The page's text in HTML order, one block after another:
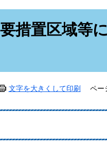
措置区域等
文字を大きくして印刷 ペー